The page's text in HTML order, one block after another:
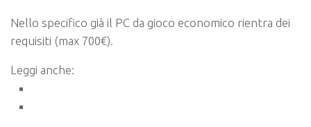
Nello specifico già il PC da gioco economico rientra dei
requisiti (max 700€).
Leggi anche: